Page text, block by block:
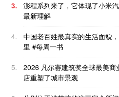
3.
澎程系列来了，它体现了小米
最新理解
4.
中国老百姓最真实的生活面貌
里 #每周一书
5.
2026 凡尔赛建筑奖全球最美
店重塑了城市景观